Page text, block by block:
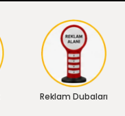
Reklam Dubaları